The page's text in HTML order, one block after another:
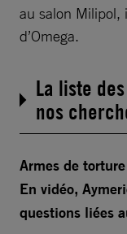
au salon Milipol,
d’Omega.
La liste
nos
Armes de
En vidéo,
questions liées